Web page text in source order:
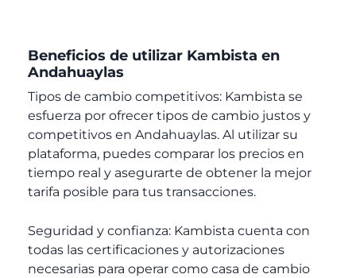
Beneficios de utilizar Kambista en
Andahuaylas
Tipos de cambio competitivos: Kambista se
esfuerza por ofrecer tipos de cambio justos y
competitivos en Andahuaylas. Al utilizar su
plataforma, puedes comparar los precios en
tiempo real y asegurarte de obtener la mejor
tarifa posible para tus transacciones.
Seguridad y confianza: Kambista cuenta con
todas las certificaciones y autorizaciones
necesarias para operar como casa de cambio